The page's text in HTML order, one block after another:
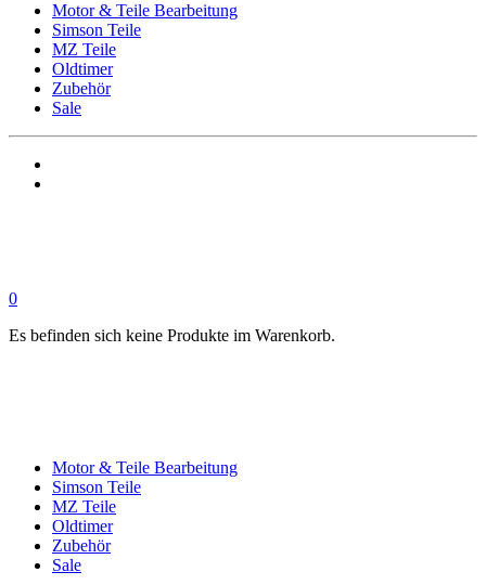
Motor & Teile Bearbeitung
Simson Teile
MZ Teile
Oldtimer
Zubehör
Sale
0
Es befinden sich keine Produkte im Warenkorb.
Motor & Teile Bearbeitung
Simson Teile
MZ Teile
Oldtimer
Zubehör
Sale